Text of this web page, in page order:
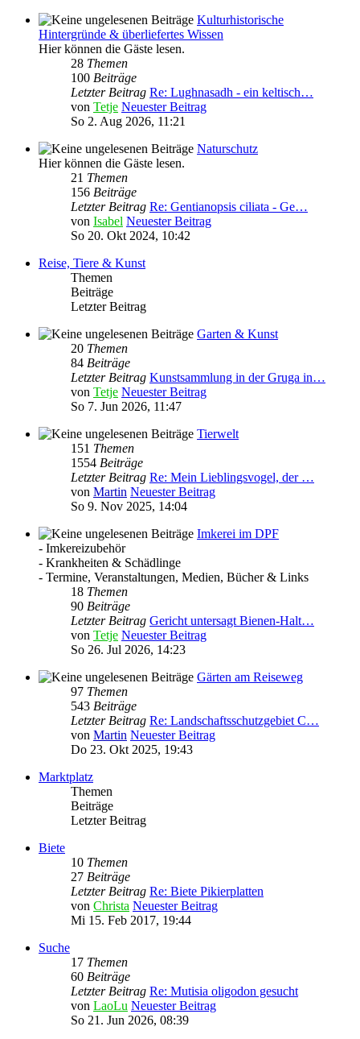
Kulturhistorische
Hintergründe & überliefertes Wissen
Hier können die Gäste lesen.
28 Themen
100 Beiträge
Letzter Beitrag Re: Lughnasadh - ein keltisch…
von Tetje Neuester Beitrag
So 2. Aug 2026, 11:21
Naturschutz
Hier können die Gäste lesen.
21 Themen
156 Beiträge
Letzter Beitrag Re: Gentianopsis ciliata - Ge…
von Isabel Neuester Beitrag
So 20. Okt 2024, 10:42
Reise, Tiere & Kunst
Themen
Beiträge
Letzter Beitrag
Garten & Kunst
20 Themen
84 Beiträge
Letzter Beitrag Kunstsammlung in der Gruga in…
von Tetje Neuester Beitrag
So 7. Jun 2026, 11:47
Tierwelt
151 Themen
1554 Beiträge
Letzter Beitrag Re: Mein Lieblingsvogel, der …
von Martin Neuester Beitrag
So 9. Nov 2025, 14:04
Imkerei im DPF
- Imkereizubehör
- Krankheiten & Schädlinge
- Termine, Veranstaltungen, Medien, Bücher & Links
18 Themen
90 Beiträge
Letzter Beitrag Gericht untersagt Bienen-Halt…
von Tetje Neuester Beitrag
So 26. Jul 2026, 14:23
Gärten am Reiseweg
97 Themen
543 Beiträge
Letzter Beitrag Re: Landschaftsschutzgebiet C…
von Martin Neuester Beitrag
Do 23. Okt 2025, 19:43
Marktplatz
Themen
Beiträge
Letzter Beitrag
Biete
10 Themen
27 Beiträge
Letzter Beitrag Re: Biete Pikierplatten
von Christa Neuester Beitrag
Mi 15. Feb 2017, 19:44
Suche
17 Themen
60 Beiträge
Letzter Beitrag Re: Mutisia oligodon gesucht
von LaoLu Neuester Beitrag
So 21. Jun 2026, 08:39